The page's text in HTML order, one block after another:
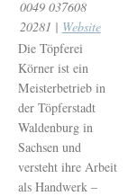
0049 037608
20281 | Website
Die Töpferei
Körner ist ein
Meisterbetrieb in
der Töpferstadt
Waldenburg in
Sachsen und
versteht ihre Arbeit
als Handwerk –